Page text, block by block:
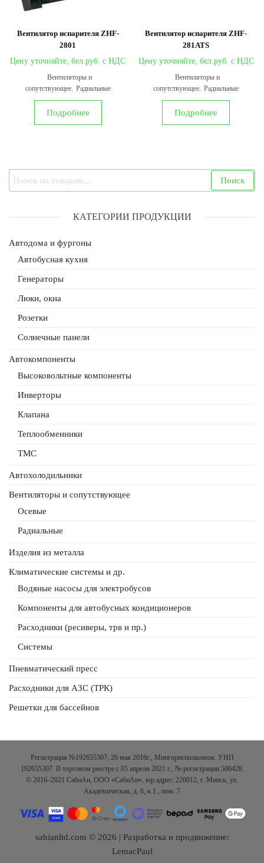
Вентилятор испарителя ZHF-
2801
Цену уточняйте,
Вентиляторы и
сопутствующее, Радиальные
Подробнее
Вентилятор испарителя ZHF-
281ATS
Цену уточняйте,
Вентиляторы и
сопутствующее, Радиальные
Подробнее
Искать: Поиск
КАТЕГОРИИ ПРОДУКЦИИ
Автодома и фургоны
Автобусная кухня
Генераторы
Люки, окна
Розетки
Солнечные панели
Автокомпоненты
Высоковольтные компоненты
Инверторы
Клапана
Теплообменники
ТМС
Автохолодильники
Вентиляторы и сопутствующее
Осевые
Радиальные
Изделия из металла
Климатические системы и др.
Водяные насосы для электробусов
Компоненты для автобусных кондиционеров
Расходники (ресиверы, трв и пр.)
Системы
Пневматический пресс
Расходники для АЗС (ТРК)
Решетки для бассейнов
Регистрация №192655307, 26 мая 2016г., Мингорисполкомом. УНП
192655307. В торговом реестре с 05 апреля 2021 г., № регистрации 506428.
© 2016–2021 СабиАн, ООО «СабиАн», юр.адрес: 220012, г. Минск, ул.
Академическая, д. 6, к.1., пом. 7
sabianltd.com © 2026 | Разработка и продвижение:
LemacPaul